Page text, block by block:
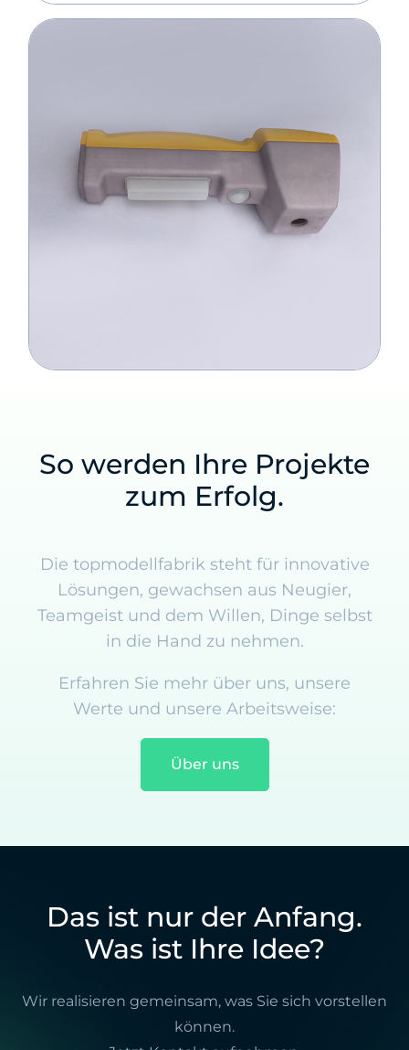
So werden Ihre Projekte
zum Erfolg.
Die topmodellfabrik steht für innovative
Lösungen, gewachsen aus Neugier,
Teamgeist und dem Willen, Dinge selbst
in die Hand zu nehmen.
Erfahren Sie mehr über uns, unsere
Werte und unsere Arbeitsweise:
Über uns
Das ist nur der Anfang.
Was ist Ihre Idee?
Wir realisieren gemeinsam, was Sie sich vorstellen
können.